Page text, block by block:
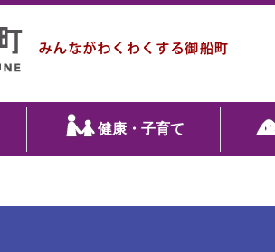
健康・子育て